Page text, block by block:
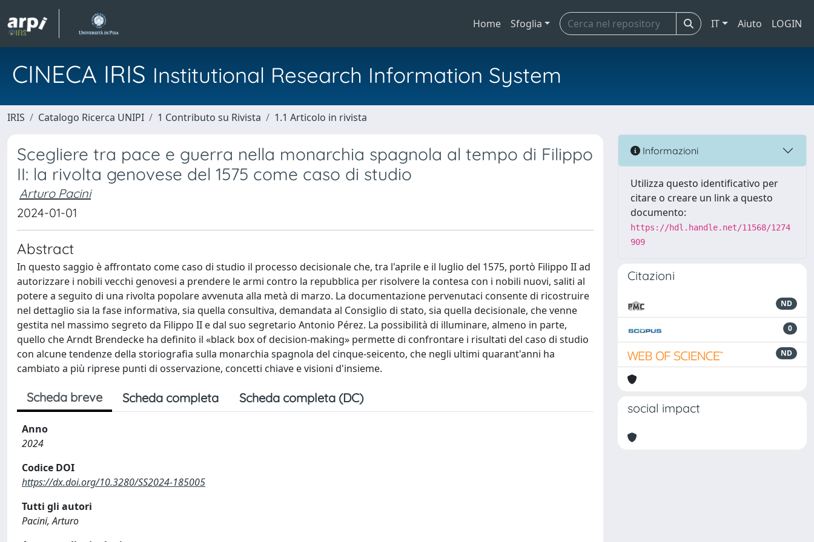
Home Sfoglia IT Aiuto LOGIN
CINECA IRIS Institutional Research Information System
IRIS Catalogo Ricerca UNIPI 1 Contributo su Rivista 1.1 Articolo in rivista
Scegliere tra pace e guerra nella monarchia spagnola al tempo di Filippo
II: la rivolta genovese del 1575 come caso di studio
Arturo Pacini
2024-01-01
Abstract
In questo saggio è affrontato come caso di studio il processo decisionale che, tra l'aprile e il luglio del 1575, portò Filippo II ad
autorizzare i nobili vecchi genovesi a prendere le armi contro la repubblica per risolvere la contesa con i nobili nuovi, saliti al
potere a seguito di una rivolta popolare avvenuta alla metà di marzo. La documentazione pervenutaci consente di ricostruire
nel dettaglio sia la fase informativa, sia quella consultiva, demandata al Consiglio di stato, sia quella decisionale, che venne
gestita nel massimo segreto da Filippo II e dal suo segretario Antonio Pérez. La possibilità di illuminare, almeno in parte,
quello che Arndt Brendecke ha definito il «black box of decision-making» permette di confrontare i risultati del caso di studio
con alcune tendenze della storiografia sulla monarchia spagnola del cinque-seicento, che negli ultimi quarant'anni ha
cambiato a più riprese punti di osservazione, concetti chiave e visioni d'insieme.
Scheda breve Scheda completa Scheda completa (DC)
Anno
2024
Codice DOI
https://dx.doi.org/10.3280/SS2024-185005
Tutti gli autori
Pacini, Arturo
Informazioni
Utilizza questo identificativo per
citare o creare un link a questo
documento:
https://hdl.handle.net/11568/1274
909
Citazioni
ND
0
ND
social impact